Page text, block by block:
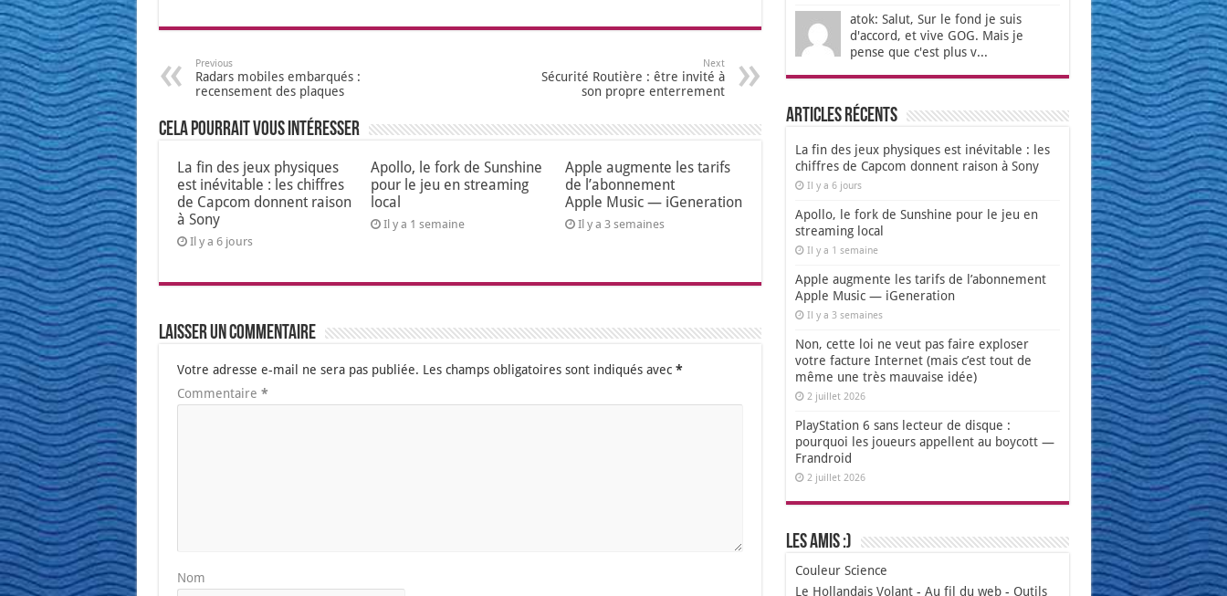
Previous
Radars mobiles embarqués :
recensement des plaques
Next
Sécurité Routière : être invité à
son propre enterrement
Cela pourrait vous intéresser
La fin des jeux physiques
est inévitable : les chiffres
de Capcom donnent raison
à Sony
Il y a 6 jours
Apollo, le fork de Sunshine
pour le jeu en streaming
local
Il y a 1 semaine
Apple augmente les tarifs
de l’abonnement
Apple Music — iGeneration
Il y a 3 semaines
Laisser un commentaire
Votre adresse e-mail ne sera pas publiée. Les champs obligatoires sont indiqués avec *
Commentaire *
Nom
atok: Salut, Sur le fond je suis
d'accord, et vive GOG. Mais je
pense que c'est plus v...
Articles récents
La fin des jeux physiques est inévitable : les
chiffres de Capcom donnent raison à Sony
Il y a 6 jours
Apollo, le fork de Sunshine pour le jeu en
streaming local
Il y a 1 semaine
Apple augmente les tarifs de l’abonnement
Apple Music — iGeneration
Il y a 3 semaines
Non, cette loi ne veut pas faire exploser
votre facture Internet (mais c’est tout de
même une très mauvaise idée)
2 juillet 2026
PlayStation 6 sans lecteur de disque :
pourquoi les joueurs appellent au boycott —
Frandroid
2 juillet 2026
Les amis :)
Couleur Science
Le Hollandais Volant- Au fil du web- Outils